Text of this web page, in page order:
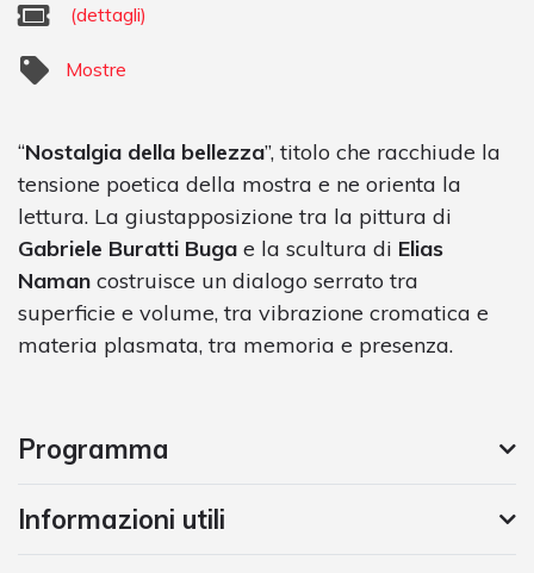
(dettagli)
Mostre
“Nostalgia della bellezza”, titolo che racchiude la
tensione poetica della mostra e ne orienta la
lettura. La giustapposizione tra la pittura di
Gabriele Buratti Buga e la scultura di Elias
Naman costruisce un dialogo serrato tra
superficie e volume, tra vibrazione cromatica e
materia plasmata, tra memoria e presenza.
Programma
Informazioni utili